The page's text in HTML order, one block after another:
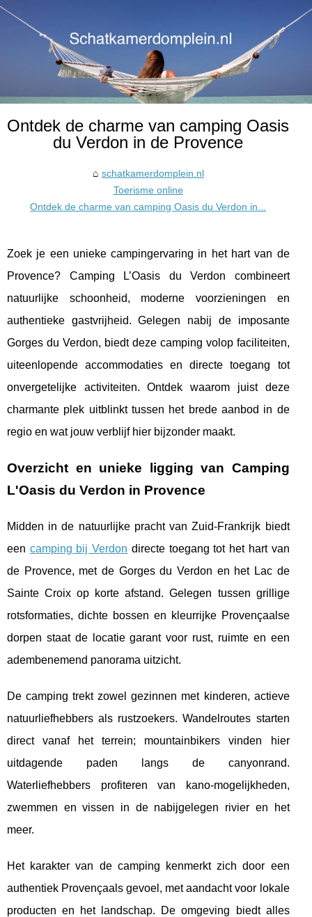
Ontdek de charme van camping Oasis
du Verdon in de Provence
schatkamerdomplein.nl
Toerisme online
Ontdek de charme van camping Oasis du Verdon in...
Zoek je een unieke campingervaring in het hart van de
Provence? Camping L’Oasis du Verdon combineert
natuurlijke schoonheid, moderne voorzieningen en
authentieke gastvrijheid. Gelegen nabij de imposante
Gorges du Verdon, biedt deze camping volop faciliteiten,
uiteenlopende accommodaties en directe toegang tot
onvergetelijke activiteiten. Ontdek waarom juist deze
charmante plek uitblinkt tussen het brede aanbod in de
regio en wat jouw verblijf hier bijzonder maakt.
Overzicht en unieke ligging van Camping
L'Oasis du Verdon in Provence
Midden in de natuurlijke pracht van Zuid-Frankrijk biedt
een camping bij Verdon directe toegang tot het hart van
de Provence, met de Gorges du Verdon en het Lac de
Sainte Croix op korte afstand. Gelegen tussen grillige
rotsformaties, dichte bossen en kleurrijke Provençaalse
dorpen staat de locatie garant voor rust, ruimte en een
adembenemend panorama uitzicht.
De camping trekt zowel gezinnen met kinderen, actieve
natuurliefhebbers als rustzoekers. Wandelroutes starten
direct vanaf het terrein; mountainbikers vinden hier
uitdagende paden langs de canyonrand.
Waterliefhebbers profiteren van kano-mogelijkheden,
zwemmen en vissen in de nabijgelegen rivier en het
meer.
Het karakter van de camping kenmerkt zich door een
authentiek Provençaals gevoel, met aandacht voor lokale
producten en het landschap. De omgeving biedt alles